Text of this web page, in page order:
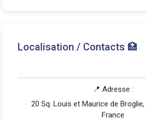
Localisation / Contacts 🏥
📍 Adresse :
20 Sq. Louis et Maurice de
France